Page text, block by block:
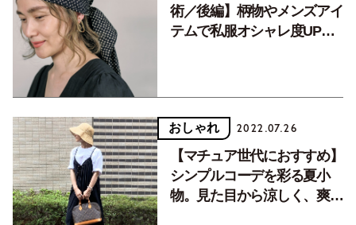
術／後編】柄物やメンズアイ
テムで私服オシャレ度UP間
おしゃれ 2022.07.26
【マチュア世代におすすめ】
シンプルコーデを彩る夏小
物。見た目から涼しく、爽や